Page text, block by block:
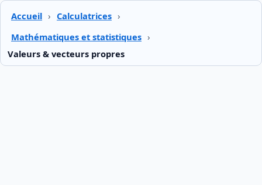
Accueil › Calculatrices ›
Mathématiques et statistiques ›
Valeurs & vecteurs propres